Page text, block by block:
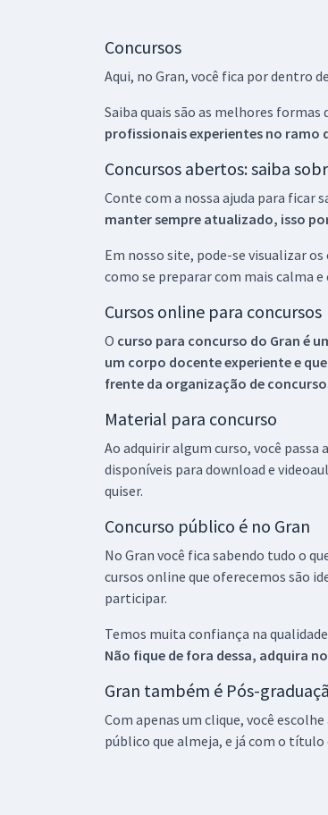
Concursos
Aqui, no Gran, você fica por dentro
Saiba quais são as melhores formas
profissionais experientes no ramo
Concursos abertos: saiba
Conte com a nossa ajuda para ficar
manter sempre atualizado, isso
Em nosso site, pode-se visualizar
como se preparar com mais calma
Cursos online para concursos
O curso para concurso do Gran é
um corpo docente experiente e
frente da organização de
Material para concurso
Ao adquirir algum curso, você
disponíveis para download e
quiser.
Concurso público é no Gran
No Gran você fica sabendo tudo o
cursos online que oferecemos são
participar.
Temos muita confiança na
Não fique de fora dessa, adquira
Gran também é Pós-
Com apenas um clique, você
público que almeja, e já com o título